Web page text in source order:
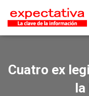
Cuatro ex